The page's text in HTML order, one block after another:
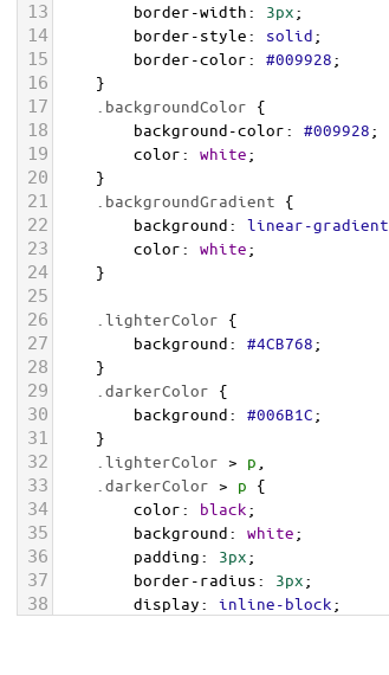
13 border-width: 3px;
14 border-style: solid;
15 border-color: #009928;
16 }
17 .backgroundColor {
18 background-color: #009928;
19 color: white;
20 }
21 .backgroundGradient {
22 background: linear-gradient
23 color: white;
24 }
25
26
.lighterColor {
27 background: #4CB768;
28 }
29 .darkerColor {
30 background: #006B1C;
31 }
32 .lighterColor > p
33 .darkerColor > p {
34 color: black;
35 background: white;
36 padding: 3px;
37 border-radius: 3px;
38 display: inline-block;